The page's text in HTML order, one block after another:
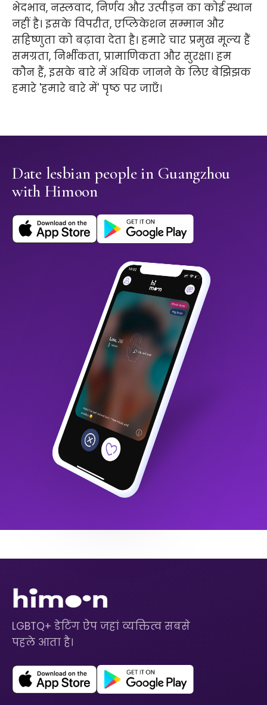
भेदभाव, नस्लवाद, निर्णय और उत्पीड़न का कोई स्थान
नहीं है। इसके विपरीत, एप्लिकेशन सम्मान और
सहिष्णुता को बढ़ावा देता है। हमारे चार प्रमुख मूल्य हैं
समग्रता, निर्भीकता, प्रामाणिकता और सुरक्षा। हम
कौन हैं, इसके बारे में अधिक जानने के लिए बेझिझक
हमारे 'हमारे बारे में' पृष्ठ पर जाएँ।
Date lesbian people in Guangzhou
with Himoon
LGBTQ+ डेटिंग ऐप जहां व्यक्तित्व सबसे
पहले आता है।